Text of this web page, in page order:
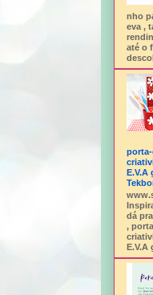
nho
eva ,
até o
dá
,
E.V.A